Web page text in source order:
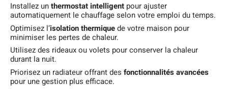
Installez unthermostat intelligent pour ajuster
automatiquement le chauffage selon votre emploi du temps.
Optimisez l’isolation thermiquede votre maison pour
minimiser les pertes de chaleur.
Utilisez des rideaux ou volets pour conserver la chaleur
durant la nuit.
Priorisez un radiateur offrant des fonctionnalités avancées
pour une gestion plus efficace.